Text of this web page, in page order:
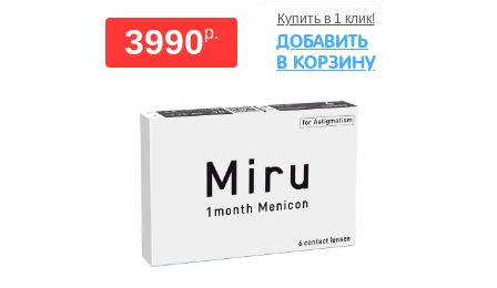
3990p.
Купить в 1 клик!
ДОБАВИТЬ
В КОРЗИНУ